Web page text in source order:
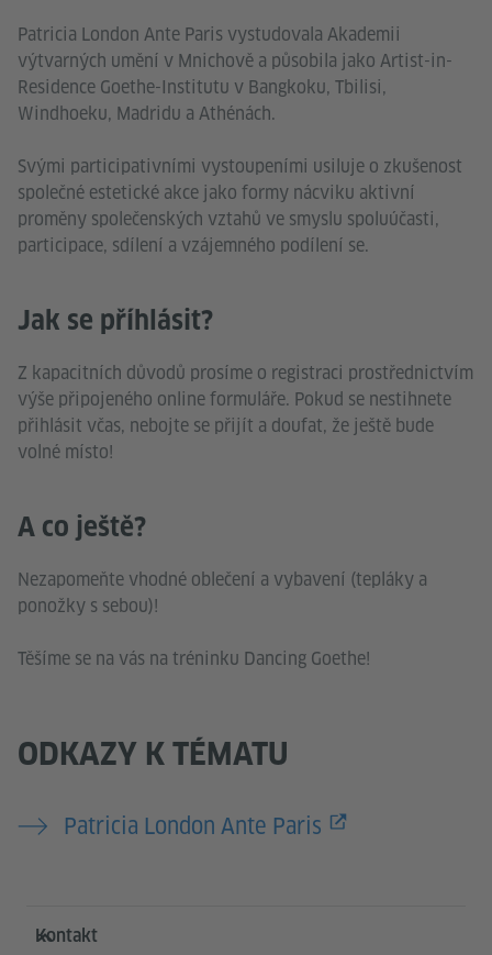
Patricia London Ante Paris vystudovala Akademii
výtvarných umění v Mnichově a působila jako Artist-in-
Residence Goethe-Institutu v Bangkoku, Tbilisi,
Windhoeku, Madridu a Athénách.
Svými participativními vystoupeními usiluje o zkušenost
společné estetické akce jako formy nácviku aktivní
proměny společenských vztahů ve smyslu spoluúčasti,
participace, sdílení a vzájemného podílení se.
Jak se příhlásit?
Z kapacitních důvodů prosíme o registraci prostřednictvím
výše připojeného online formuláře. Pokud se nestihnete
přihlásit včas, nebojte se přijít a doufat, že ještě bude
volné místo!
A co ještě?
Nezapomeňte vhodné oblečení a vybavení (tepláky a
ponožky s sebou)!
Těšíme se na vás na tréninku Dancing Goethe!
ODKAZY K TÉMATU
Patricia London Ante Paris
Service- und Informationsbereich
Kontakt